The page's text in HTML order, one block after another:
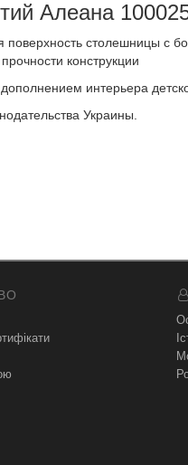
Алеана
столешницы c
конструкции
интерьера
Украины.